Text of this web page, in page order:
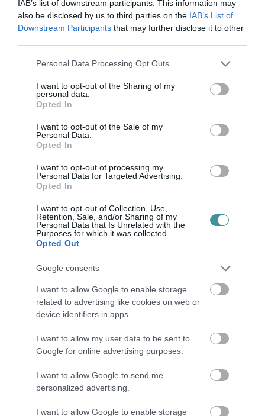
IAB’s list of downstream participants. This information may
also be disclosed by us to third parties on the IAB’s List of
Downstream Participants that may further disclose it to other
Please note that this website/app uses one or more Google
not limited to your visit or usage behaviour. You may click to
grant or deny consent to Google and its third-party tags to
use your data for below specified purposes in below Google
consent section.
Personal Data Processing Opt Outs
I want to opt-out of the Sharing of my
personal data.
Opted In
I want to opt-out of the Sale of my
Personal Data.
Opted In
I want to opt-out of processing my
Personal Data for Targeted Advertising.
Opted In
I want to opt-out of Collection, Use,
Retention, Sale, and/or Sharing of my
Personal Data that Is Unrelated with the
Purposes for which it was collected.
Opted Out
Google consents
I want to allow Google to enable storage
related to advertising like cookies on web or
device identifiers in apps.
I want to allow my user data to be sent to
Google for online advertising purposes.
I want to allow Google to send me
personalized advertising.
I want to allow Google to enable storage
ÚJ MAGYAR KÜLÜGYI STRATÉGIA KÉSZÜL,
TELJES SZAKÍTÁS JÖN A...
2026. augusztus 08| Mindenki ügye
TATA ELBŰVÖLŐ LÁTVÁNYOSSÁGAI,
TELJESEN ÚJRAINDUL A P...
2026. augusztus 07|Mindenki ügye
TANULJ NÉMETÜL OTTHONRÓL: A
ÚJRAINDULNAK A KORÁBBAN
LEÁLLÍTOTT SZOLGÁLTATÁSOK AZ EGRI...
INFLÁCIÓ MAGYARORSZÁGON